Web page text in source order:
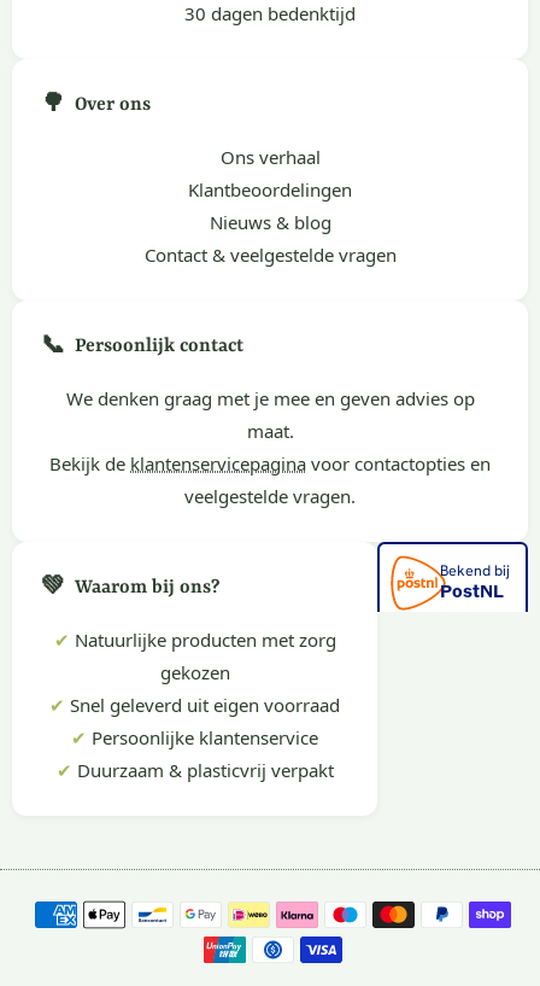
30 dagen bedenktijd
🌳 Over ons
Ons verhaal
Klantbeoordelingen
Nieuws & blog
Contact & veelgestelde vragen
📞 Persoonlijk contact
We denken graag met je mee en geven advies op
maat.
Bekijk de klantenservicepagina voor contactopties en
veelgestelde vragen.
💚 Waarom bij ons?
✔ Natuurlijke producten met zorg
gekozen
✔ Snel geleverd uit eigen voorraad
✔ Persoonlijke klantenservice
✔ Duurzaam & plasticvrij verpakt